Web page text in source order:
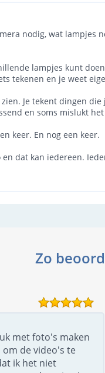
nodig, wat lampjes
lampjes kunt
tekenen en je weet
Je tekent dingen
en soms mislukt
keer. En nog een keer.
dat kan iedereen.
Zo
met foto's maken
om de video's te
ik het niet